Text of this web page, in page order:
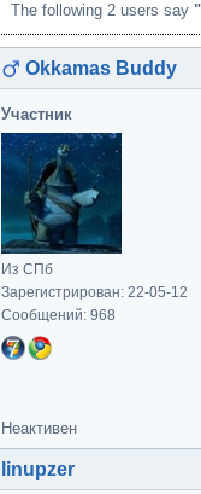
The following 2 users say
Okkamas Buddy
Участник
Из СПб
Зарегистрирован: 22-05-12
Сообщений: 968
Неактивен
linupzer